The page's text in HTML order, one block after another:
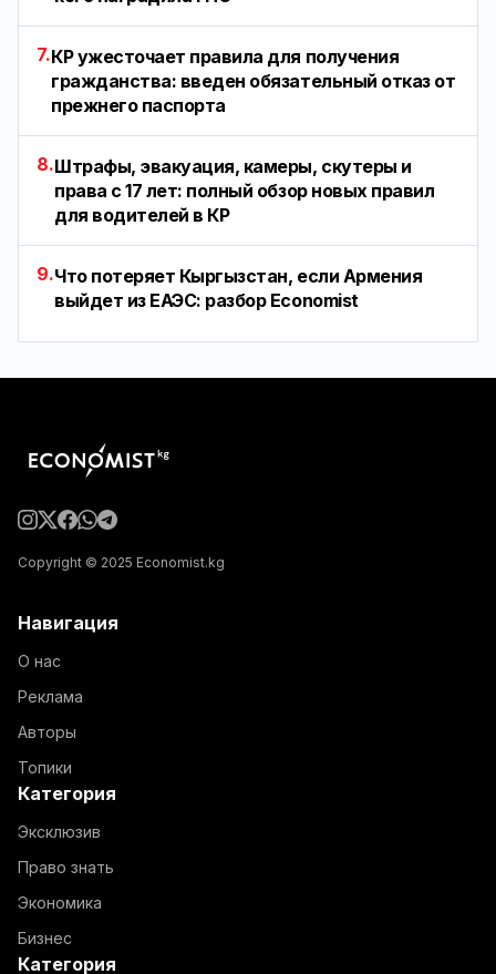
7.КР ужесточает правила для получения
гражданства: введен обязательный отказ от
прежнего паспорта
8.Штрафы, эвакуация, камеры, скутеры и
права с 17 лет: полный обзор новых правил
для водителей в КР
9.Что потеряет Кыргызстан, если Армения
выйдет из ЕАЭС: разбор Economist
Copyright © 2025 Economist.kg
Навигация
О нас
Реклама
Авторы
Топики
Категория
Эксклюзив
Право знать
Экономика
Бизнес
Категория